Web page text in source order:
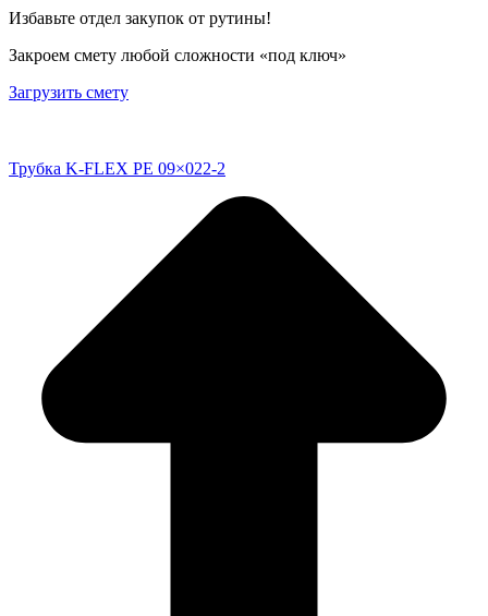
Избавьте отдел закупок от рутины!
Закроем смету любой сложности «под ключ»
Загрузить смету
Трубка K-FLEX PE 09×022-2